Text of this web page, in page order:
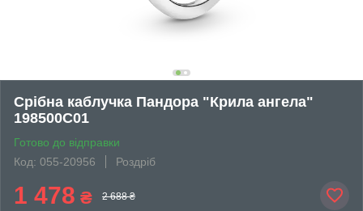
Срібна каблучка Пандора "Крила ангела"
198500C01
Готово до відправки
Код: 055-20956
Роздріб
1 478 ₴ 2 688 ₴